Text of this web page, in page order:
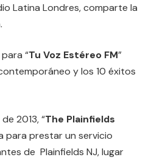
Latina Londres, comparte la
“Tu Voz Estéreo FM”
y los 10 éxitos
2013, “The Plainfields
para prestar un servicio
de Plainfields NJ, lugar